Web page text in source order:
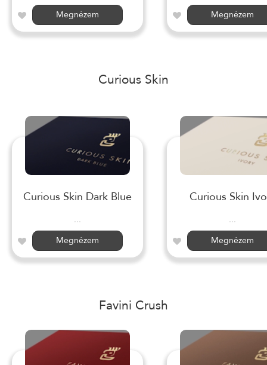
Megnézem
Megnézem
Curious Skin
Curious Skin Dark Blue
...
Megnézem
Curious Skin
...
Megnézem
Favini Crush